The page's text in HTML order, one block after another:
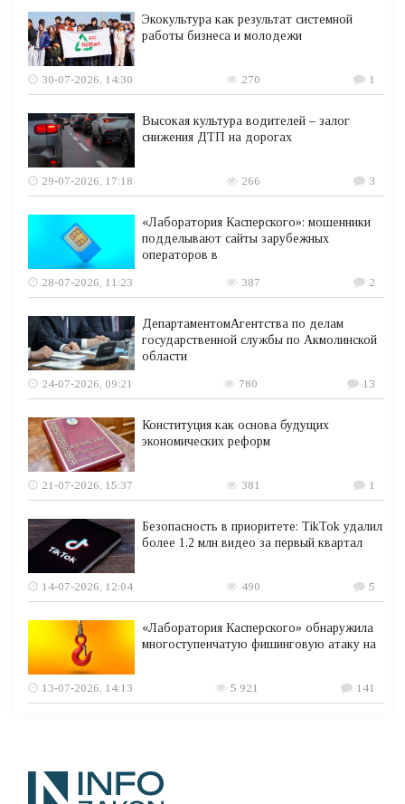
Экокультура как результат системной
работы бизнеса и молодежи
30-07-2026, 14:30 270 1
Высокая культура водителей – залог
снижения ДТП на дорогах
29-07-2026, 17:18 266 3
«Лаборатория Касперского»: мошенники
подделывают сайты зарубежных
операторов в
28-07-2026, 11:23
387 2
ДепартаментомАгентства по делам
государственной службы по Акмолинской
области
24-07-2026, 09:21
780 13
Конституция как основа будущих
экономических реформ
21-07-2026, 15:37 381 1
Безопасность в приоритете: TikTok удалил
более 1,2 млн видео за первый квартал
14-07-2026, 12:04 490 5
«Лаборатория Касперского» обнаружила
многоступенчатую фишинговую атаку на
13-07-2026, 14:13 5 921 141